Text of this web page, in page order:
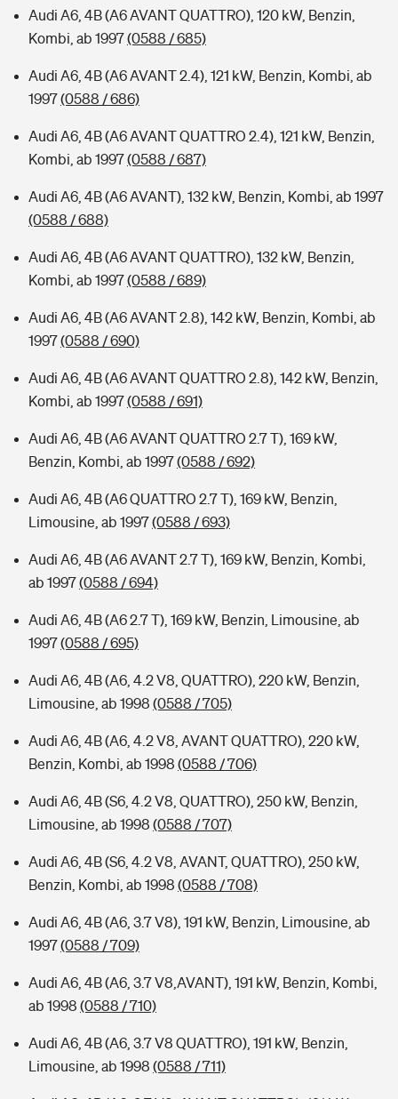
Audi A6, 4B (A6 AVANT QUATTRO), 120 kW, Benzin,
Kombi, ab 1997(0588 / 685)
Audi A6, 4B (A6 AVANT 2.4), 121 kW, Benzin, Kombi, ab
1997(0588 / 686)
Audi A6, 4B (A6 AVANT QUATTRO 2.4), 121 kW, Benzin,
Kombi, ab 1997(0588 / 687)
Audi A6, 4B (A6 AVANT), 132 kW, Benzin, Kombi, ab 1997
(0588 / 688)
Audi A6, 4B (A6 AVANT QUATTRO), 132 kW, Benzin,
Kombi, ab 1997(0588 / 689)
Audi A6, 4B (A6 AVANT 2.8), 142 kW, Benzin, Kombi, ab
1997(0588 / 690)
Audi A6, 4B (A6 AVANT QUATTRO 2.8), 142 kW, Benzin,
Kombi, ab 1997(0588 / 691)
Audi A6, 4B (A6 AVANT QUATTRO 2.7 T), 169 kW,
Benzin, Kombi, ab 1997(0588 / 692)
Audi A6, 4B (A6 QUATTRO 2.7 T), 169 kW, Benzin,
Limousine, ab 1997(0588 / 693)
Audi A6, 4B (A6 AVANT 2.7 T), 169 kW, Benzin, Kombi,
ab 1997(0588 / 694)
Audi A6, 4B (A6 2.7 T), 169 kW, Benzin, Limousine, ab
1997(0588 / 695)
Audi A6, 4B (A6, 4.2 V8, QUATTRO), 220 kW, Benzin,
Limousine, ab 1998 (0588 / 705)
Audi A6, 4B (A6, 4.2 V8, AVANT QUATTRO), 220 kW,
Benzin, Kombi, ab 1998 (0588 / 706)
Audi A6, 4B (S6, 4.2 V8, QUATTRO), 250 kW, Benzin,
Limousine, ab 1998 (0588 / 707)
Audi A6, 4B (S6, 4.2 V8, AVANT, QUATTRO), 250 kW,
Benzin, Kombi, ab 1998 (0588 / 708)
Audi A6, 4B (A6, 3.7 V8), 191 kW, Benzin, Limousine, ab
1997(0588 / 709)
Audi A6, 4B (A6, 3.7 V8,AVANT), 191 kW, Benzin, Kombi,
ab 1998 (0588 / 710)
Audi A6, 4B (A6, 3.7 V8 QUATTRO), 191 kW, Benzin,
Limousine, ab 1998 (0588 / 711)